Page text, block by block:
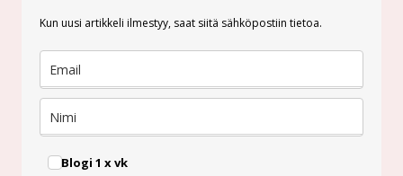
Kun uusi artikkeli ilmestyy, saat siitä sähköpostiin tietoa.
Blogi 1 x vk